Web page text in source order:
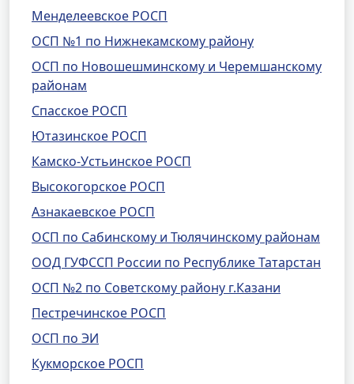
Менделеевское РОСП
ОСП №1 по Нижнекамскому району
ОСП по Новошешминскому и Черемшанскому
районам
Спасское РОСП
Ютазинское РОСП
Камско-Устьинское РОСП
Высокогорское РОСП
Азнакаевское РОСП
ОСП по Сабинскому и Тюлячинскому районам
ООД ГУФССП России по Республике Татарстан
ОСП №2 по Советскому району г.Казани
Пестречинское РОСП
ОСП по ЭИ
Кукморское РОСП